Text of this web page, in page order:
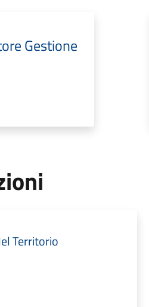
Gestione
Territorio